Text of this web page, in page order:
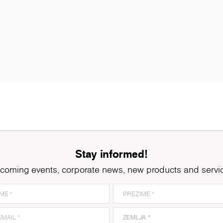
Stay informed!
events, corporate news, new products and